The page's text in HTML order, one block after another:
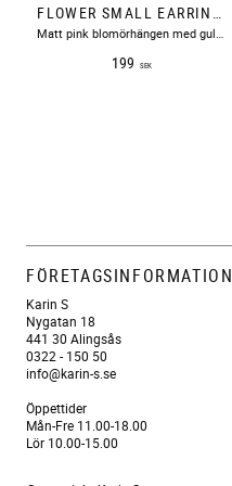
199 SEK
FÖRETAGSINFORMATION
Karin S
Nygatan 18
441 30 Alingsås
0322 - 150 50
info@karin-s.se
Öppettider
Mån-Fre 11.00-18.00
Lör 10.00-15.00